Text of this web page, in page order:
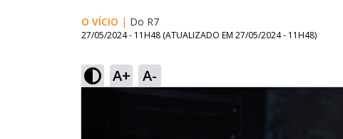
O VÍCIO | Do R7
27/05/2024 - 11H48 (ATUALIZADO EM 27/05/2024 - 11H48)
A+ A-